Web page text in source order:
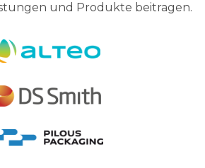
und Produkte beitragen.